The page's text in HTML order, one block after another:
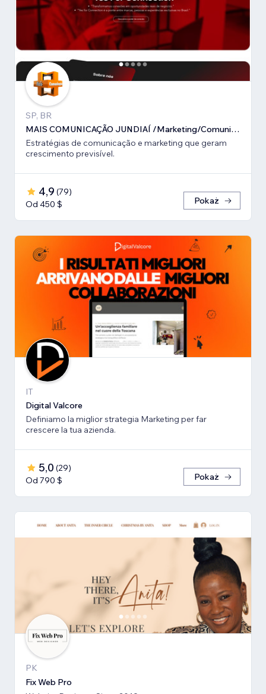
SP, BR
MAIS COMUNICAÇÃO JUNDIAÍ /Marketing/Comunicação estratégica
Estratégias de comunicação e marketing que geram
crescimento previsível.
4,9 (79)
Od 450 $
Pokaż
IT
Digital Valcore
Definiamo la miglior strategia Marketing per far
crescere la tua azienda.
5,0 (29)
Od 790 $
Pokaż
PK
Fix Web Pro